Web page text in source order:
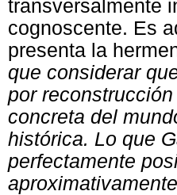
transversalmente
cognoscente. Es
presenta la
que considerar
por
concreta del
histórica. Lo que
perfectamente